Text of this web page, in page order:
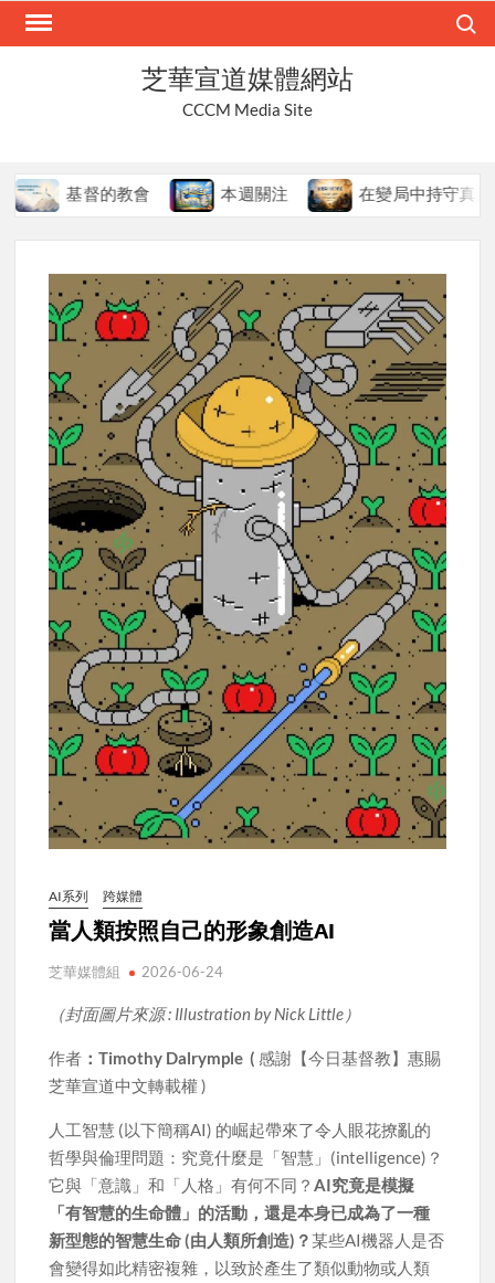
Skip
芝華宣道媒體網站
CCCM Media Site
的教會 本週關注 在變局中持守真道
AI系列 跨媒體
當人類按照自己的形象創造AI
芝華媒體組 2026-06-24
（封面圖片來源 : Illustration by Nick Little）
作者 ：Timothy Dalrymple ( 感謝【今日基督教】惠賜
芝華宣道中文轉載權 )
人工智慧 (以下簡稱AI) 的崛起帶來了令人眼花撩亂的
哲學與倫理問題：究竟什麼是「智慧」(intelligence)？
它與「意識」和「人格」有何不同？AI究竟是模擬
「有智慧的生命體」的活動，還是本身已成為了一種
新型態的智慧生命 (由人類所創造)？某些AI機器人是否
會變得如此精密複雜，以致於產生了類似動物或人類